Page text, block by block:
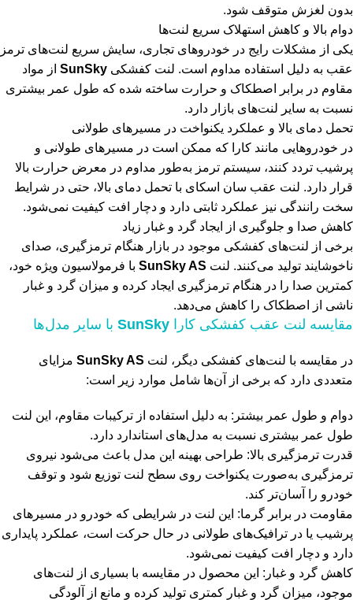
بدون لغزش متوقف شود.
دوام بالا و کاهش استهلاک سریع لنت‌ها
یکی از مشکلات رایج در خودروهای تجاری، سایش سریع لنت‌های ترمز
عقب به دلیل استفاده مداوم است. لنت کفشکی SunSky از مواد
مقاوم در برابر اصطکاک و حرارت ساخته شده که طول عمر بیشتری
نسبت به سایر لنت‌های بازار دارد.
تحمل دمای بالا و عملکرد یکنواخت در مسیرهای طولانی
در خودروهایی مانند کارا که ممکن است در مسیرهای طولانی و
پرشیب تردد کنند، سیستم ترمز به‌طور مداوم در معرض حرارت بالا
قرار دارد. لنت عقب سان اسکای با تحمل دمای بالا، حتی در شرایط
سخت رانندگی نیز عملکرد ثابتی دارد و دچار افت کیفیت نمی‌شود.
کاهش صدا و جلوگیری از ایجاد گرد و غبار زیاد
برخی از لنت‌های کفشکی موجود در بازار هنگام ترمزگیری، صدای
ناخوشایند تولید می‌کنند. لنت SunSky AS با فرمولاسیون ویژه خود،
کمترین صدا را در هنگام ترمزگیری ایجاد کرده و میزان گرد و غبار
ناشی از اصطکاک را کاهش می‌دهد.
مقایسه لنت عقب کفشکی کارا SunSky با سایر مدل‌ها
در مقایسه با لنت‌های کفشکی دیگر، لنت SunSky AS مزایای
متعددی دارد که برخی از آن‌ها شامل موارد زیر است:
دوام و طول عمر بیشتر: به دلیل استفاده از ترکیبات مقاوم، این لنت
طول عمر بیشتری نسبت به مدل‌های استاندارد دارد.
قدرت ترمزگیری بالا: طراحی بهینه این مدل باعث می‌شود نیروی
ترمزگیری به‌صورت یکنواخت روی سطح لنت توزیع شود و توقف
خودرو را آسان‌تر کند.
مقاومت در برابر گرما: این لنت در شرایطی که خودرو در مسیرهای
پرشیب یا در ترافیک‌های طولانی در حال حرکت است، عملکرد پایداری
دارد و دچار افت کیفیت نمی‌شود.
کاهش گرد و غبار: این محصول در مقایسه با بسیاری از لنت‌های
موجود، میزان گرد و غبار کمتری تولید کرده و مانع از آلودگی